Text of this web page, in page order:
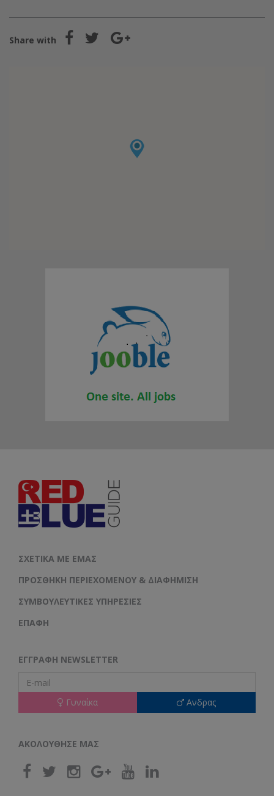
Share with
ΣΧΕΤΙΚΆ ΜΕ ΕΜΆΣ
ΠΡΟΣΘΉΚΗ ΠΕΡΙΕΧΟΜΈΝΟΥ & ΔΙΑΦΉΜΙΣΗ
ΣΥΜΒΟΥΛΕΥΤΙΚΈΣ ΥΠΗΡΕΣΊΕΣ
ΕΠΑΦΗ
ΕΓΓΡΑΦΉ NEWSLETTER
Ανδρας
Γυναίκα
ΑΚΟΛΟΥΘΗΣΕ ΜΑΣ